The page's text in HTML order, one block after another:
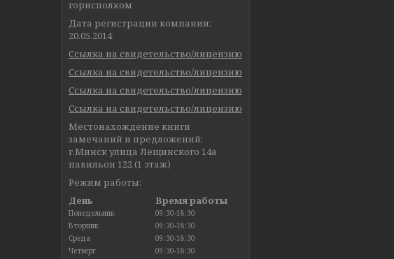
горисполком
Дата регистрации компании:
20.05.2014
Ссылка на свидетельство/лицензию
Ссылка на свидетельство/лицензию
Ссылка на свидетельство/лицензию
Ссылка на свидетельство/лицензию
Местонахождение книги
замечаний и предложений:
г.Минск улица Лещинского 14а
павильон 122 (1 этаж)
Режим работы:
День
Время работы
Понедельник
09:30-18:30
Вторник
09:30-18:30
Среда
09:30-18:30
Четверг
09:30-18:30